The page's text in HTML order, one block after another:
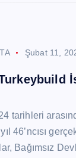
Şubat 11,
Turkeybuild
tarihleri
46’ncısı
Bağımsız